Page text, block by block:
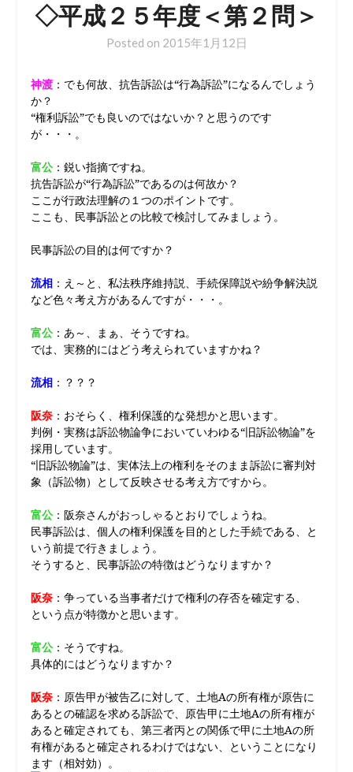
◇平成２５年度＜第２問＞
Posted on 2015年1月12日
神渡：でも何故、抗告訴訟は“行為訴訟”になるんでしょう
か？
“権利訴訟”でも良いのではないか？と思うのです
が・・・。
富公：鋭い指摘ですね。
抗告訴訟が“行為訴訟”であるのは何故か？
ここが行政法理解の１つのポイントです。
ここも、民事訴訟との比較で検討してみましょう。
民事訴訟の目的は何ですか？
流相：え～と、私法秩序維持説、手続保障説や紛争解決説
など色々考え方があるんですが・・・。
富公：あ～、まぁ、そうですね。
では、実務的にはどう考えられていますかね？
流相：？？？
阪奈：おそらく、権利保護的な発想かと思います。
判例・実務は訴訟物論争においていわゆる“旧訴訟物論”を
採用しています。
“旧訴訟物論”は、実体法上の権利をそのまま訴訟に審判対
象（訴訟物）として反映させる考え方ですから。
富公：阪奈さんがおっしゃるとおりでしょうね。
民事訴訟は、個人の権利保護を目的とした手続である、と
いう前提で行きましょう。
そうすると、民事訴訟の特徴はどうなりますか？
阪奈：争っている当事者だけで権利の存否を確定する、
という点が特徴かと思います。
富公：そうですね。
具体的にはどうなりますか？
阪奈：原告甲が被告乙に対して、土地Aの所有権が原告に
あるとの確認を求める訴訟で、原告甲に土地Aの所有権が
あると確定されても、第三者丙との関係で甲に土地Aの所
有権があると確定されるわけではない、ということになり
ます（相対効）。